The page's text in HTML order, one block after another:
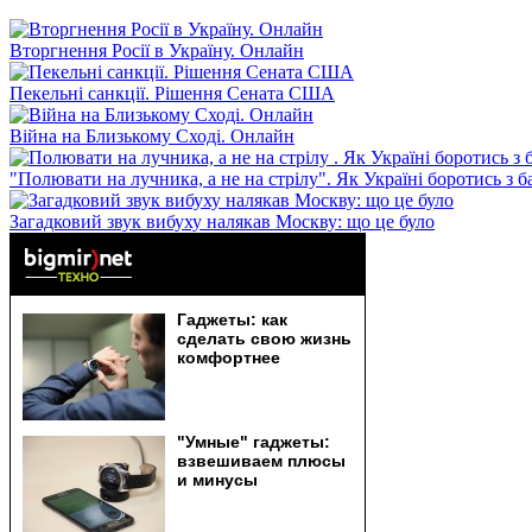
Вторгнення Росії в Україну. Онлайн
Пекельні санкції. Рішення Сената США
Війна на Близькому Сході. Онлайн
"Полювати на лучника, а не на стрілу". Як Україні боротись з
Загадковий звук вибуху налякав Москву: що це було